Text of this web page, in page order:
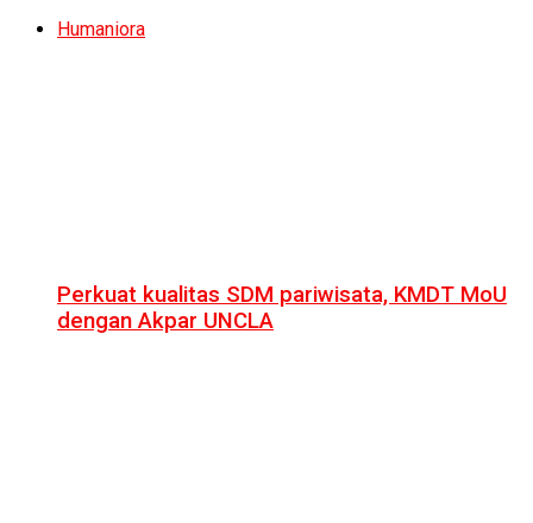
Humaniora
Perkuat kualitas SDM pariwisata, KMDT MoU
dengan Akpar UNCLA